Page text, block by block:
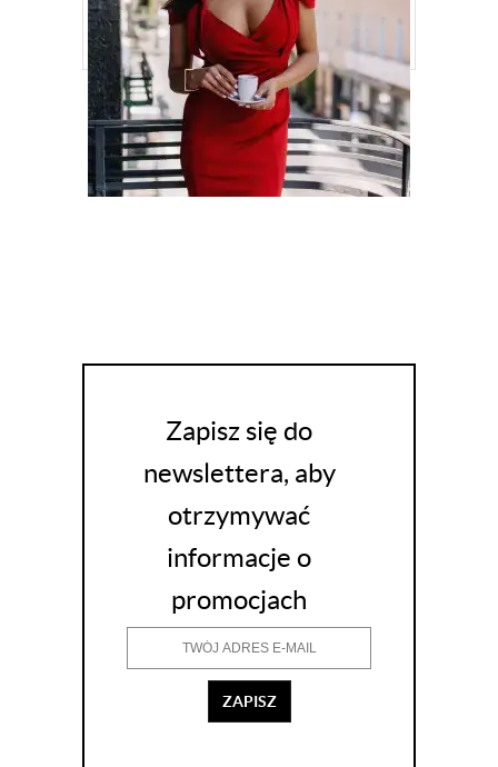
SUKIENKA DOPASOWANA CZERWONA
RITA KM347-1
289,90 ZŁ
Zapisz się do
newslettera, aby
otrzymywać
informacje o
promocjach
ZAPISZ